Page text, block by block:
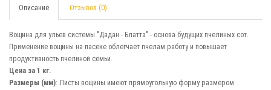
Описание Отзывов (0)
Вощина для ульев системы "Дадан - Блатта" - основа будущих пчелиных сот.
Применение вощины на пасеке облегчает пчелам работу и повышает
продуктивность пчелиной семьи.
Цена за 1 кг.
Размеры (мм): Листы вощины имеют прямоугольную форму размером